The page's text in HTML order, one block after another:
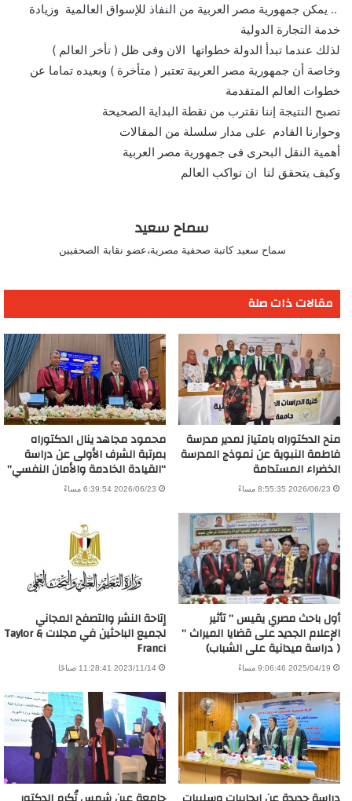
.. يمكن جمهورية مصر العربية من النفاذ للإسواق العالمية وزيادة
خدمة التجارة الدولية
لذلك عندما تبدأ الدولة خطواتها الان وفى ظل ( تأخر العالم )
وخاصة أن جمهورية مصر العربية تعتبر ( متأخرة ) وبعيده تماما عن
خطوات العالم المتقدمة
تصبح النتيجة إننا نقترب من نقطة البداية الصحيحة
وحوارنا القادم على مدار سلسلة من المقالات
أهمية النقل البحرى فى جمهورية مصر العربية
وكيف يتحقق لنا ان نواكب العالم
سماح سعيد
سماح سعيد كاتبة صحفية مصرية،عضو نقابة الصحفيين
مقالات ذات صلة
منح الدكتوراه بامتياز لمدير مدرسة
فاطمة النبوية عن نموذج المدرسة
الخضراء المستدامة
2026/06/23 8:55:35 مساءً
محمود مجاهد ينال الدكتوراه
بمرتبة الشرف الأولى عن دراسة
“القيادة الخادمة والأمان النفسي”
2026/06/23 6:39:54 مساءً
أول باحث مصري يقيس ” تأثير
الإعلام الجديد على قضايا الميراث ”
( دراسة ميدانية على الشباب)
2025/04/19 9:06:46 مساءً
إتاحة النشر والتصفح المجاني
لجميع الباحثين في مجلات Taylor &
Franci
2023/11/14 11:28:41 صباحًا